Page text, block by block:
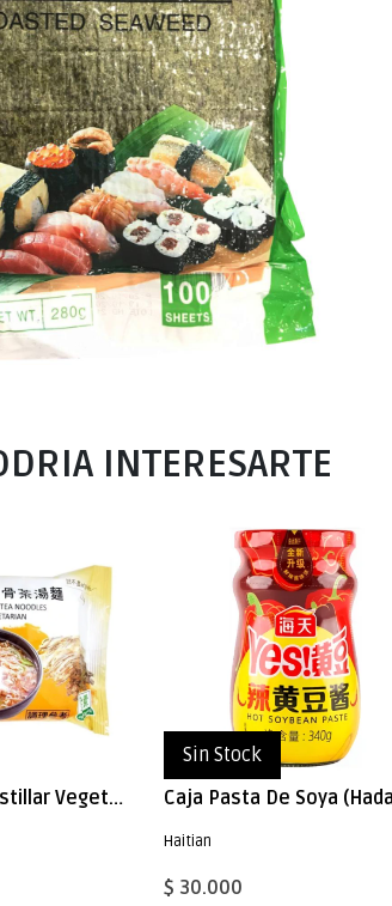
INTERESARTE
Caja Ramen Costillar Vegetariano 90gx30 Vedan
Sin Stock
Haitian
$ 30.000